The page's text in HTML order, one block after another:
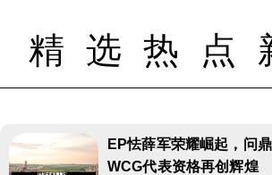
精选热点
EP怯薛军荣耀崛起，问
WCG代表资格再创辉煌